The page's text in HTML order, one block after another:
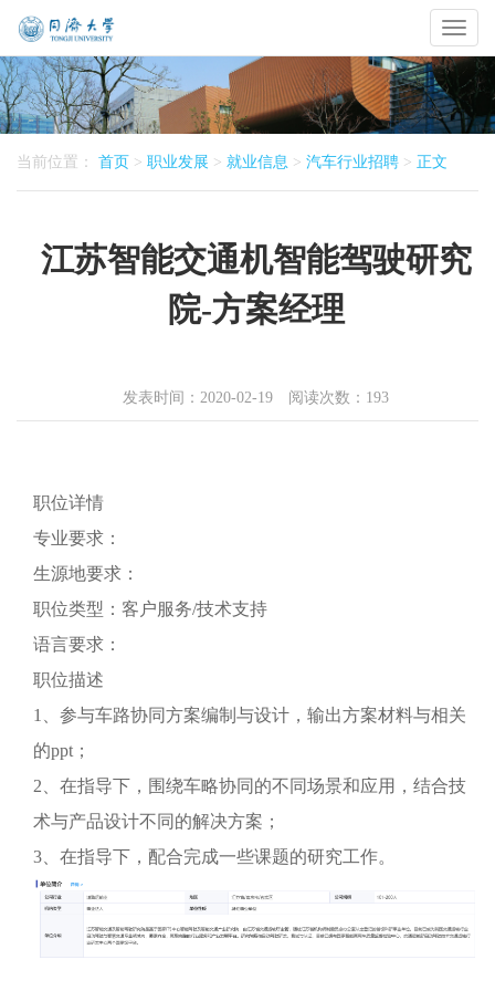
Toggle
当前位置： 首页 > 职业发展 > 就业信息 > 汽车行业招聘 > 正文
江苏智能交通机智能驾驶研究
院-方案经理
发表时间：2020-02-19 阅读次数： 193
职位详情
专业要求：
生源地要求：
职位类型：客户服务/技术支持
语言要求：
职位描述
1、参与车路协同方案编制与设计，输出方案材料与相关
的ppt；
2、在指导下，围绕车略协同的不同场景和应用，结合技
术与产品设计不同的解决方案；
3、在指导下，配合完成一些课题的研究工作。